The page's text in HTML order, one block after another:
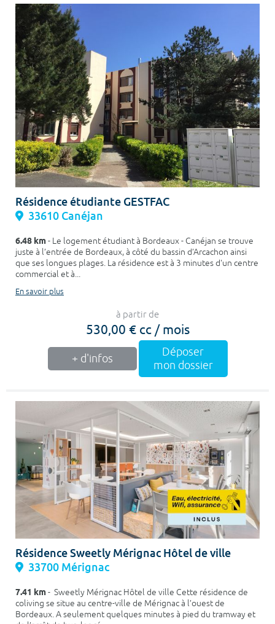
Résidence étudiante GESTFAC
33610 Canéjan
6.48 km- Le logement étudiant à Bordeaux - Canéjan se trouve
juste à l’entrée de Bordeaux, à côté du bassin d’Arcachon ainsi
que ses longues plages. La résidence est à 3 minutes d'un centre
commercial et à...
En savoir plus
à partir de
530,00 € cc / mois
+ d'infos
Déposer
mon dossier
Résidence Sweetly Mérignac Hôtel de ville
33700 Mérignac
7.41 km- Sweetly Mérignac Hôtel de ville Cette résidence de
coliving se situe au centre-ville de Mérignac à l’ouest de
Bordeaux. A seulement quelques minutes à pied du tramway et